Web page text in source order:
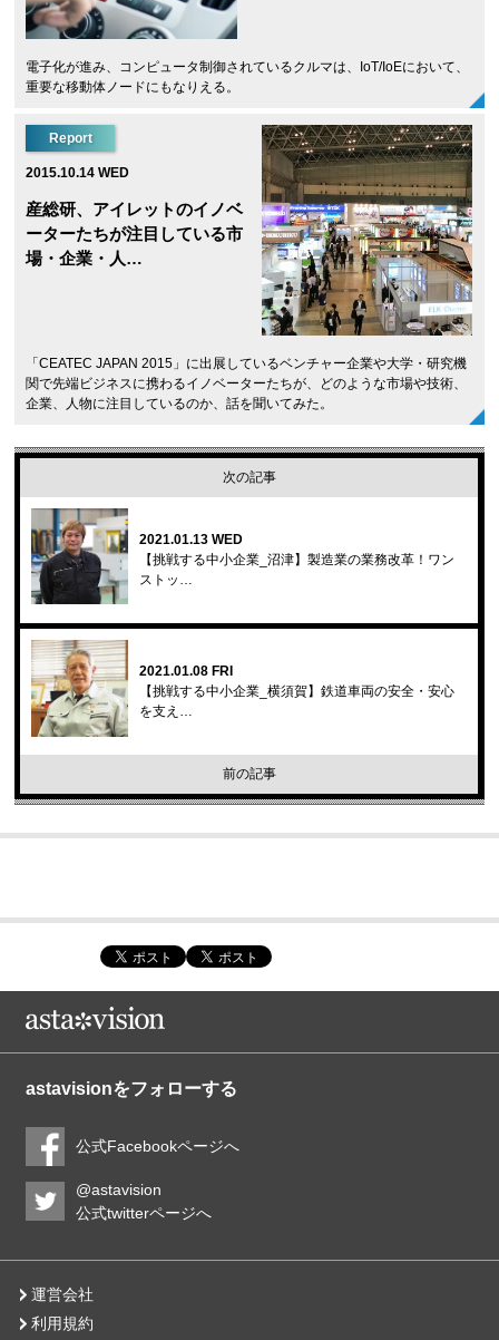
電子化が進み、コンピュータ制御されているクルマは、IoT/IoEにおいて、
重要な移動体ノードにもなりえる。
Report
2015.10.14 WED
産総研、アイレットのイノベ
ーターたちが注目している市
場・企業・人…
「CEATEC JAPAN 2015」に出展しているベンチャー企業や大学・研究機
関で先端ビジネスに携わるイノベーターたちが、どのような市場や技術、
企業、人物に注目しているのか、話を聞いてみた。
次の記事
2021.01.13 WED
【挑戦する中小企業_沼津】製造業の業務改革！ワン
ストッ…
2021.01.08 FRI
【挑戦する中小企業_横須賀】鉄道車両の安全・安心
を支え…
前の記事
astavisionをフォローする
公式Facebookページへ
@astavision
公式twitterページへ
運営会社
利用規約